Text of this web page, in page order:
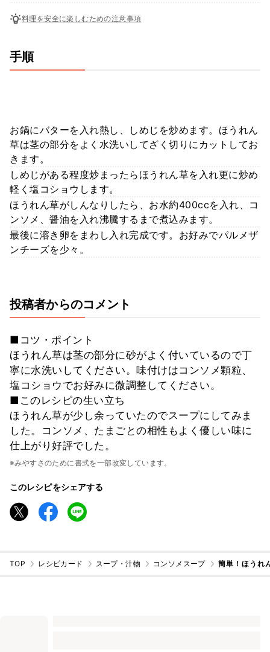
料理を安全に楽しむための注意事項
手順
お鍋にバターを入れ熱し、しめじを炒めます。ほうれん
草は茎の部分をよく水洗いしてざく切りにカットしてお
きます。
しめじがある程度炒まったらほうれん草を入れ更に炒め
軽く塩コショウします。
ほうれん草がしんなりしたら、お水約400ccを入れ、コ
ンソメ、醤油を入れ沸騰するまで煮込みます。
最後に溶き卵をまわし入れ完成です。お好みでパルメザ
ンチーズを少々。
投稿者からのコメント
■コツ・ポイント
ほうれん草は茎の部分に砂がよく付いているので丁
寧に水洗いしてください。味付けはコンソメ顆粒、
塩コショウでお好みに微調整してください。
■このレシピの生い立ち
ほうれん草が少し余っていたのでスープにしてみま
した。コンソメ、たまごとの相性もよく優しい味に
仕上がり好評でした。
※みやすさのために書式を一部改変しています。
このレシピをシェアする
TOP レシピカード スープ・汁物 コンソメスープ 簡単！ほうれ